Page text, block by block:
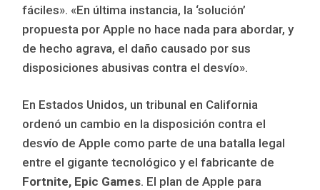
fáciles». «En última instancia, la ‘solución’
propuesta por Apple no hace nada para abordar, y
de hecho agrava, el daño causado por sus
disposiciones abusivas contra el desvío».
En Estados Unidos, un tribunal en California
ordenó un cambio en la disposición contra el
desvío de Apple como parte de una batalla legal
entre el gigante tecnológico y el fabricante de
Fortnite, Epic Games. El plan de Apple para